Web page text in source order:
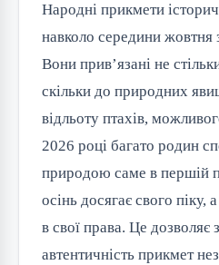
Народні прикмети
навколо середини жовтня
Вони прив’язані не
скільки до природних
відльоту птахів,
2026 році багато родин
природою саме в першій
осінь досягає свого
в свої права. Це дозволяє
автентичність прикмет